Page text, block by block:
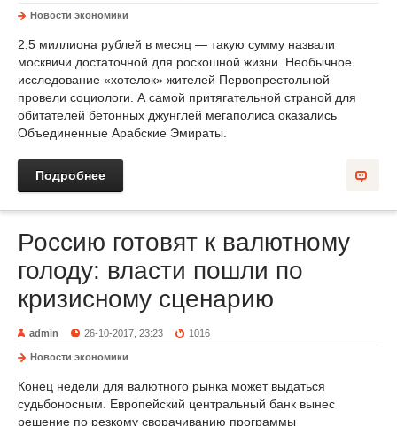
Новости экономики
2,5 миллиона рублей в месяц — такую сумму назвали
москвичи достаточной для роскошной жизни. Необычное
исследование «хотелок» жителей Первопрестольной
провели социологи. А самой притягательной страной для
обитателей бетонных джунглей мегаполиса оказались
Объединенные Арабские Эмираты.
Подробнее
Россию готовят к валютному
голоду: власти пошли по
кризисному сценарию
admin 26-10-2017, 23:23 1016
Новости экономики
Конец недели для валютного рынка может выдаться
судьбоносным. Европейский центральный банк вынес
решение по резкому сворачиванию программы